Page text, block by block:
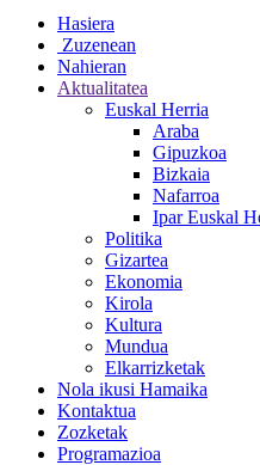
Hasiera
Zuzenean
Nahieran
Aktualitatea
Euskal Herria
Araba
Gipuzkoa
Bizkaia
Nafarroa
Ipar Euskal
Politika
Gizartea
Ekonomia
Kirola
Kultura
Mundua
Elkarrizketak
Nola ikusi Hamaika
Kontaktua
Zozketak
Programazioa